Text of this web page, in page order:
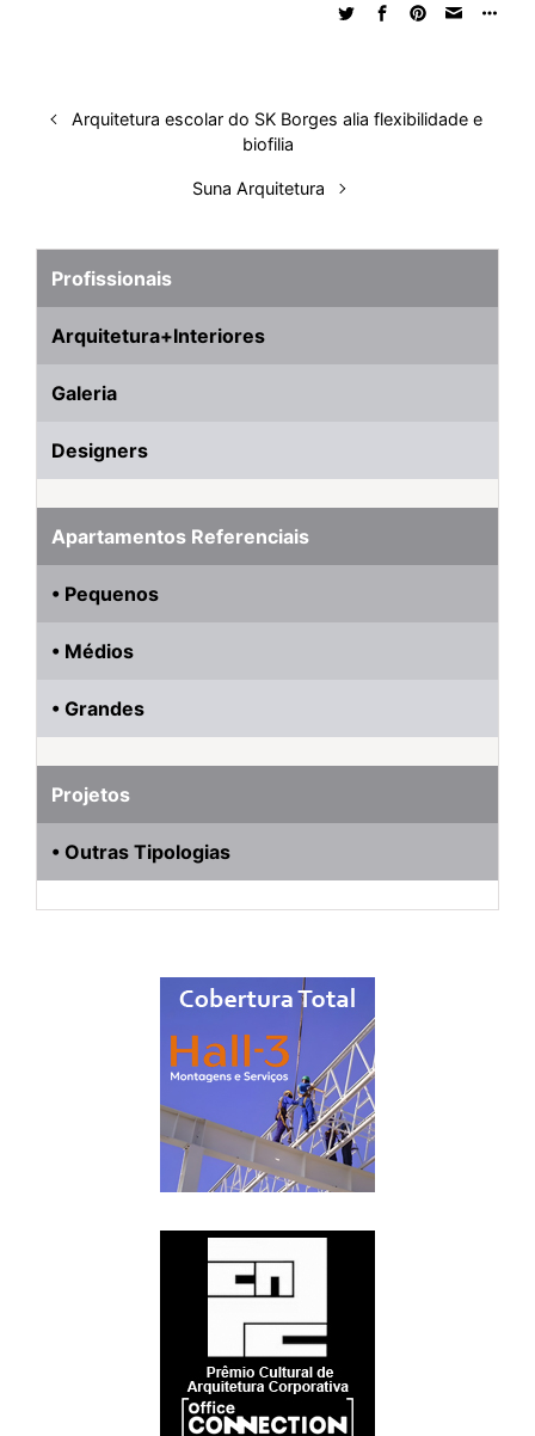
Arquitetura escolar do SK Borges alia flexibilidade e
biofilia
Suna Arquitetura
Profissionais
Arquitetura+Interiores
Galeria
Designers
Apartamentos Referenciais
• Pequenos
• Médios
• Grandes
Projetos
• Outras Tipologias